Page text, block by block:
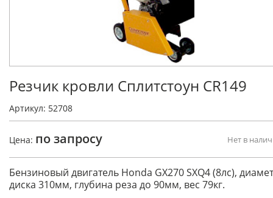
Резчик кровли Сплитстоун CR149
Артикул: 52708
Цена: по запросу Нет в
Бензиновый двигатель Honda GX270 SXQ4 (8лс),
диска 310мм, глубина реза до 90мм, вес 79кг.